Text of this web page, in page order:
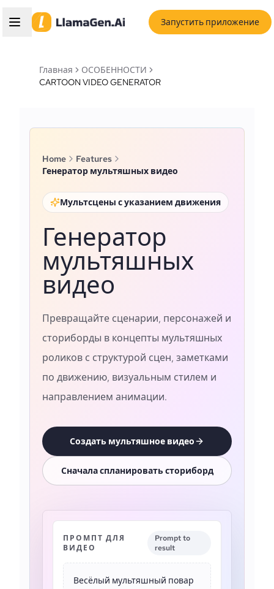
Запустить приложение
Главная
ОСОБЕННОСТИ
CARTOON VIDEO GENERATOR
Home
Features
Генератор мультяшных видео
Мультсцены с указанием движения
Генератор
мультяшных
видео
Превращайте сценарии, персонажей и
сториборды в концепты мультяшных
роликов с структурой сцен, заметками
по движению, визуальным стилем и
направлением анимации.
Создать мультяшное видео
Сначала спланировать сториборд
ПРОМПТ ДЛЯ
ВИДЕО
Prompt to
result
Весёлый мультяшный повар